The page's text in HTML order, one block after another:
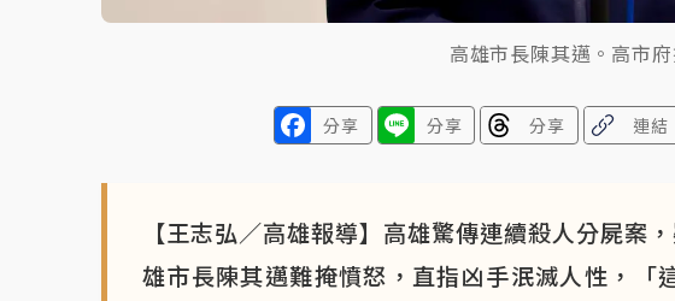
高雄市長陳其邁。高市
分享 分享 分享 連結
【王志弘／高雄報導】高雄驚傳連續殺人分屍案
雄市長陳其邁難掩憤怒，直指凶手泯滅人性，「